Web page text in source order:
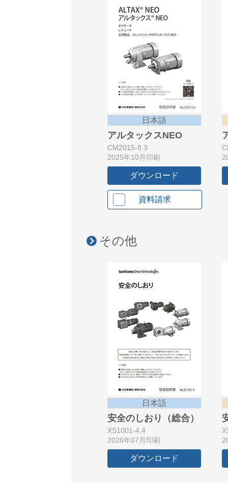
日本語
アルタックスNEO
CM2015-8.3
2025年10月印刷
ダウンロード
資料請求
その他
日本語
安全のしおり（総合）
XS1001-4.4
2026年07月印刷
ダウンロード